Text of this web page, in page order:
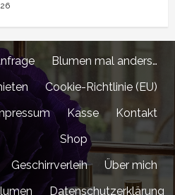
Blumen mal anders…
Cookie-Richtlinie (EU)
Kasse Kontakt
Shop
Geschirrverleih
Über mich
Datenschutzerklärung